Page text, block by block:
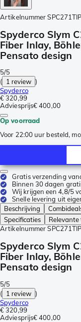
Artikelnummer SPC271TIP
Spyderco Slym
Fiber Inlay,
Pensato design
5/5
( 1 review )
Spyderco
€ 320,99
Adviesprijs€ 400,00
Op voorraad
Voor 22:00 uur besteld,
Gratis verzending
Binnen 30 dagen
Wij krijgen een 4,8/5
Snelle levering uit
Beschrijving
Specificaties
Relevante
Artikelnummer SPC271TIP
Spyderco Slym
Fiber Inlay,
Pensato design
5/5
( 1 review )
Spyderco
€ 320,99
Adviesprijs€ 400,00